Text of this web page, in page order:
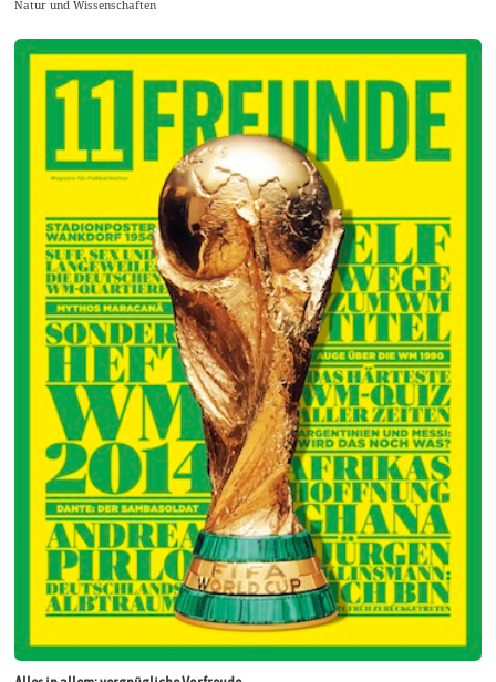
Natur und Wissenschaften